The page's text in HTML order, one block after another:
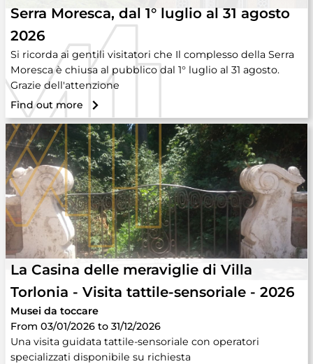
Serra Moresca, dal 1° luglio al 31 agosto
2026
Si ricorda ai gentili visitatori che Il complesso della Serra
Moresca è chiusa al pubblico dal 1° luglio al 31 agosto.
Grazie dell'attenzione
Find out more
La Casina delle meraviglie di Villa
Torlonia - Visita tattile-sensoriale - 2026
Musei da toccare
From 03/01/2026 to 31/12/2026
Una visita guidata tattile-sensoriale con operatori
specializzati disponibile su richiesta